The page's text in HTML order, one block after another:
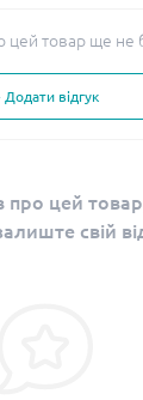
цей товар ще не
Додати відгук
про цей
свій